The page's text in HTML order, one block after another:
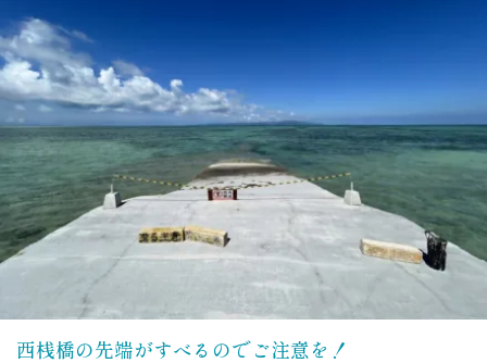
西桟橋の先端がすべるのでご注意を！